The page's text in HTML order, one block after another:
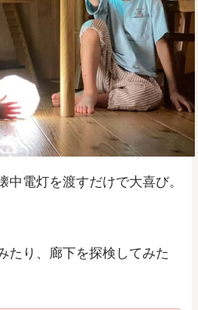
電灯を渡すだけで大喜び。
たり、廊下を探検してみた